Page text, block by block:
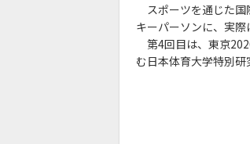
スポーツを通じた国
キーパーソンに、実際
第4回目は、東京
む日本体育大学特別研